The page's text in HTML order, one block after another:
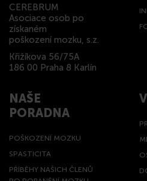
CEREBRUM
Asociace osob po
získaném
poškození mozku, s.z.
Křižíkova 56/75A
186 00 Praha 8 Karlín
NAŠE
PORADNA
POŠKOZENÍ MOZKU
SPASTICITA
PŘÍBĚHY NAŠICH ČLENŮ